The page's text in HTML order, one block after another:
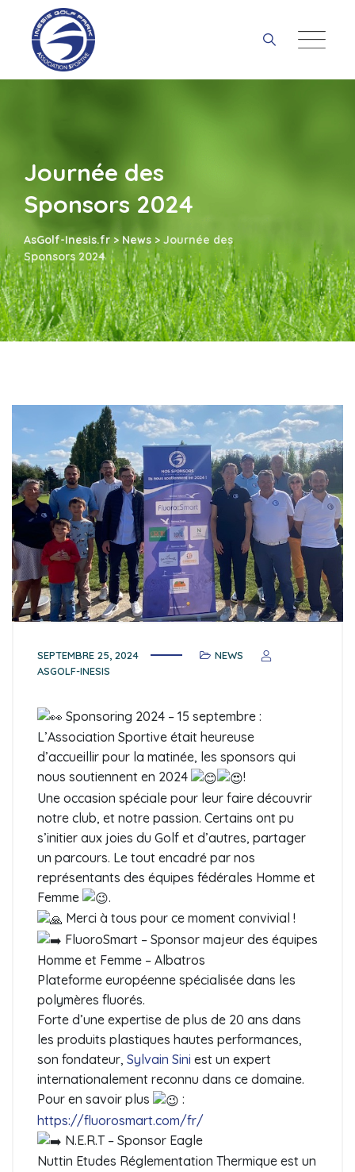
content
Journée des
Sponsors 2024
AsGolf-Inesis.fr> News > Journée des
Sponsors 2024
SEPTEMBRE 25, 2024
NEWS
ASGOLF-INESIS
Sponsoring 2024 – 15 septembre :
L’Association Sportive était heureuse
d’accueillir pour la matinée, les sponsors qui
nous soutiennent en 2024
!
Une occasion spéciale pour leur faire découvrir
notre club, et notre passion. Certains ont pu
s’initier aux joies du Golf et d’autres, partager
un parcours. Le tout encadré par nos
représentants des équipes fédérales Homme et
Femme
.
Merci à tous pour ce moment convivial !
FluoroSmart – Sponsor majeur des équipes
Homme et Femme – Albatros
Plateforme européenne spécialisée dans les
polymères fluorés.
Forte d’une expertise de plus de 20 ans dans
les produits plastiques hautes performances,
son fondateur, Sylvain Sini est un expert
internationalement reconnu dans ce domaine.
Pour en savoir plus
:
https://fluorosmart.com/fr/
N.E.R.T – Sponsor Eagle
Nuttin Etudes Réglementation Thermique est un